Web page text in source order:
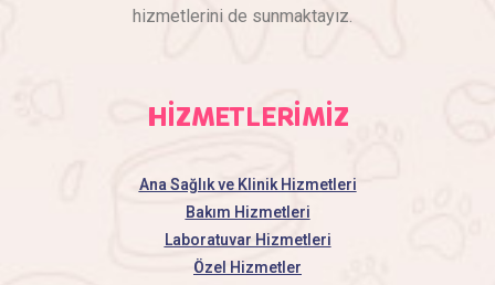
hizmetlerini de sunmaktayız.
HİZMETLERİMİZ
Ana Sağlık ve Klinik Hizmetleri
Bakım Hizmetleri
Laboratuvar Hizmetleri
Özel Hizmetler